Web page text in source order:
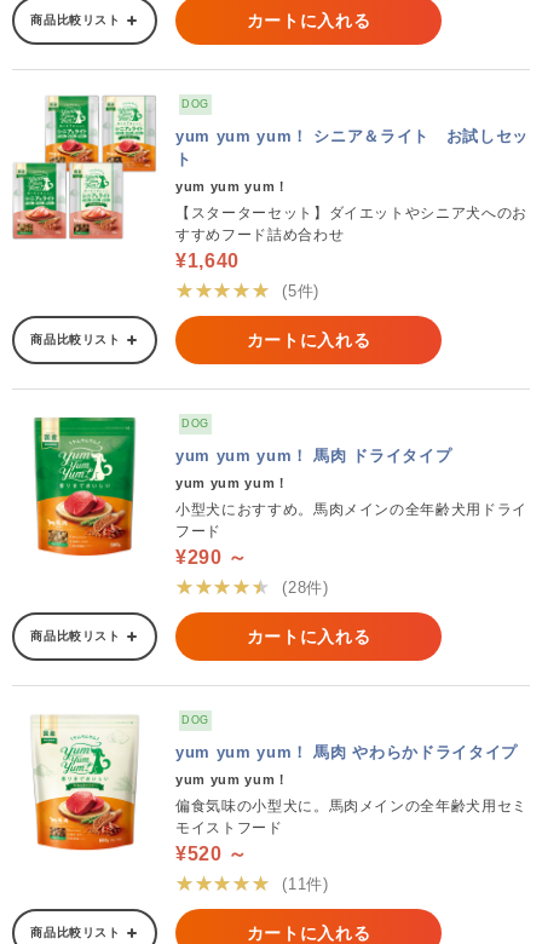
商品比較リスト カートに入れる
DOG
yum yum yum！ シニア＆ライト お試しセッ
ト
yum yum yum！
【スターターセット】ダイエットやシニア犬へのお
すすめフード詰め合わせ
¥1,640
★★★★★
(5件)
商品比較リスト カートに入れる
DOG
yum yum yum！ 馬肉 ドライタイプ
yum yum yum！
小型犬におすすめ。馬肉メインの全年齢犬用ドライ
フード
¥290 ～
★★★★★
(28件)
商品比較リスト カートに入れる
DOG
yum yum yum！ 馬肉 やわらかドライタイプ
yum yum yum！
偏食気味の小型犬に。馬肉メインの全年齢犬用セミ
モイストフード
¥520 ～
★★★★★
(11件)
商品比較リスト カートに入れる